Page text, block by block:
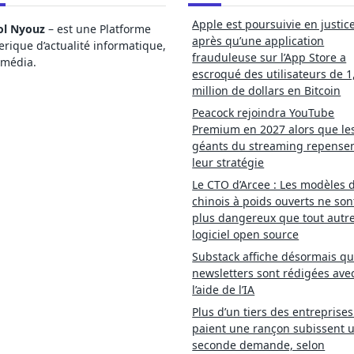
Nyouz – est une Platforme
d’actualité informatique,
Apple est poursuivie en
après qu’une application
frauduleuse sur l’App Store a
escroqué des utilisateurs de
million de dollars en Bitcoin
Peacock rejoindra YouTube
Premium en 2027 alors que
géants du streaming
leur stratégie
Le CTO d’Arcee : Les modèles
chinois à poids ouverts ne
plus dangereux que tout
logiciel open source
Substack affiche désormais
newsletters sont rédigées
l’aide de l’IA
Plus d’un tiers des
paient une rançon subissent
seconde demande, selon